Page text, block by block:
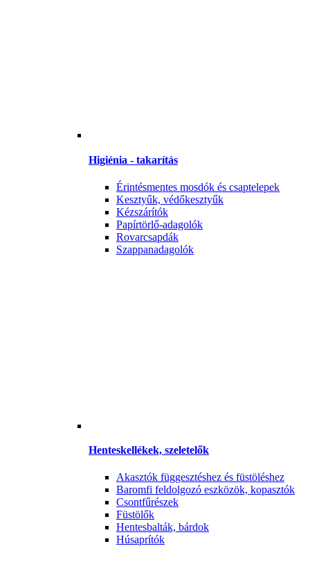
Higiénia - takarítás
Érintésmentes mosdók és csaptelepek
Kesztyűk, védőkesztyűk
Kézszárítók
Papírtörlő-adagolók
Rovarcsapdák
Szappanadagolók
Henteskellékek, szeletelők
Akasztók függesztéshez és füstöléshez
Baromfi feldolgozó eszközök, kopasztók
Csontfűrészek
Füstölők
Hentesbalták, bárdok
Húsaprítók